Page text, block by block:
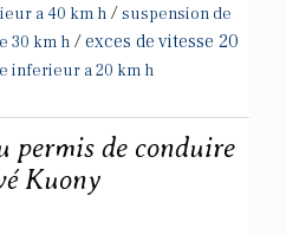
a 40 km h /suspension de
30 km h /exces de vitesse 20
inferieur a 20 km h
permis de conduire
Kuony